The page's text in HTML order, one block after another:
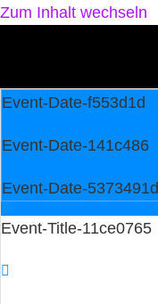
Zum Inhalt wechseln
Event-Date-f553d1d
Event-Date-141c486
Event-Date-5373491d
Event-Title-11ce0765